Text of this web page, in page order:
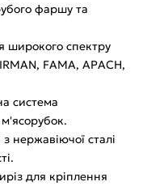
фаршу та
широкого спектру
FAMA, APACH,
система
нержавіючої сталі
для кріплення